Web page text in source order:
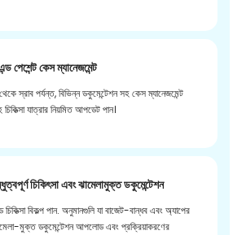
পেশেন্ট কেস ম্যানেজমেন্ট
স্রাব পর্যন্ত, বিভিন্ন ডকুমেন্টেশন সহ কেস ম্যানেজমেন্ট
যাত্রার নিয়মিত আপডেট পান।
চিকিৎসা এবং ঝামেলামুক্ত ডকুমেন্টেশন
চিকিত্সা বিকল্প পান. অনুমানগুলি যা বাজেট-বান্ধব এবং অ্যাপের
মুক্ত ডকুমেন্টেশন আপলোড এবং প্রক্রিয়াকরণের